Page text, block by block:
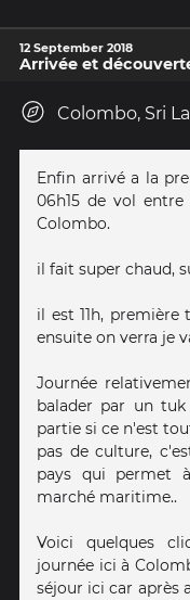
12 September 2018
Arrivée et
Colombo, Sri
Enfin arrivé a la
06h15 de vol
Colombo.
il fait super chaud,
il est 11h, première
ensuite on verra je
Journée
balader par un
partie si ce n'est
pas de culture,
pays qui permet
marché maritime..
Voici quelques
journée ici à
séjour ici car après